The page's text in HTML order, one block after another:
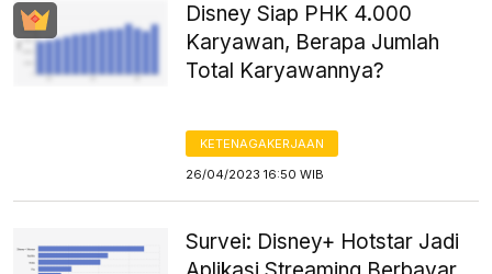
Disney Siap PHK 4.000
Karyawan, Berapa Jumlah
Total Karyawannya?
KETENAGAKERJAAN
26/04/2023 16:50 WIB
Survei: Disney+ Hotstar Jadi